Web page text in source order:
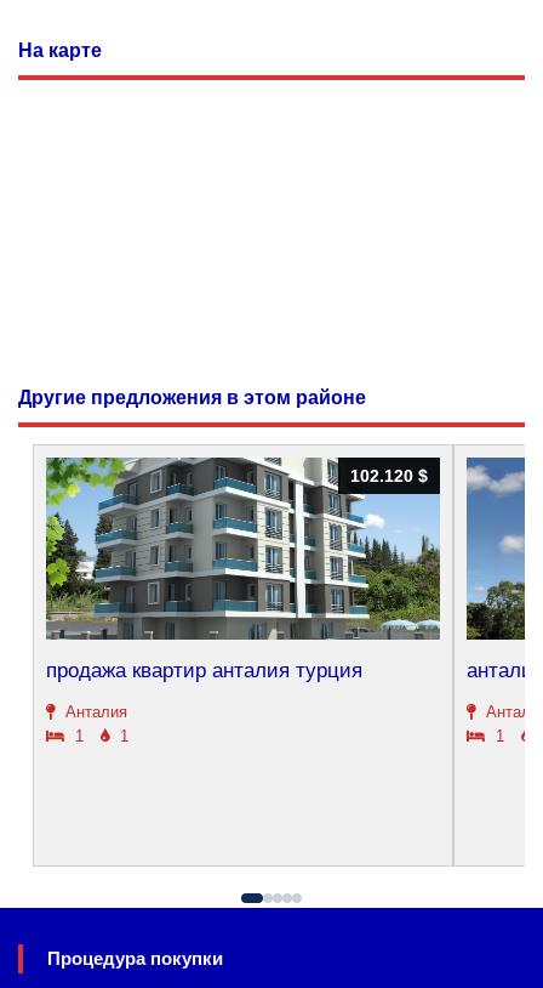
На карте
Другие предложения в этом районе
продажа квартир анталия турция
Анталия
1
1
102.120 $
102.120 $
1
Процедура покупки